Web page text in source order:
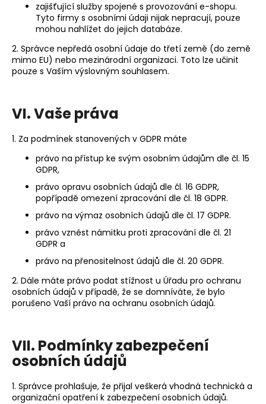
zajišťující služby spojené s provozování e-shopu.
Tyto firmy s osobními údaji nijak nepracují, pouze
mohou nahlížet do jejich databáze.
2. Správce nepředá osobní údaje do třetí země (do země
mimo EU) nebo mezinárodní organizaci. Toto lze učinit
pouze s Vaším výslovným souhlasem.
VI. Vaše práva
1. Za podmínek stanovených v GDPR máte
právo na přístup ke svým osobním údajům dle čl. 15
GDPR,
právo opravu osobních údajů dle čl. 16 GDPR,
popřípadě omezení zpracování dle čl. 18 GDPR.
právo na výmaz osobních údajů dle čl. 17 GDPR.
právo vznést námitku proti zpracování dle čl. 21
GDPR a
právo na přenositelnost údajů dle čl. 20 GDPR.
2. Dále máte právo podat stížnost u Úřadu pro ochranu
osobních údajů v případě, že se domníváte, že bylo
porušeno Vaší právo na ochranu osobních údajů.
VII. Podmínky zabezpečení
osobních údajů
1. Správce prohlašuje, že přijal veškerá vhodná technická a
organizační opatření k zabezpečení osobních údajů.